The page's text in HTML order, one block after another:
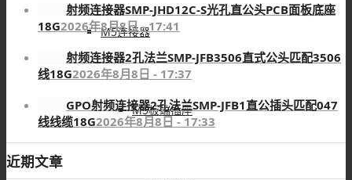
M5连接器
M5板端插座
射频连接器SMP-JHD12C-S光孔直公头PCB面板底座
18G2026年8月8日 - 17:41
射频连接器2孔法兰SMP-JFB3506直式公头匹配3506
线18G2026年8月8日 - 17:37
GPO射频连接器2孔法兰SMP-JFB1直公插头匹配047
线线缆18G2026年8月8日 - 17:33
近期文章